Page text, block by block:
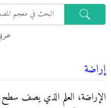
إراضة
الإراضة، العلم الذي يصف